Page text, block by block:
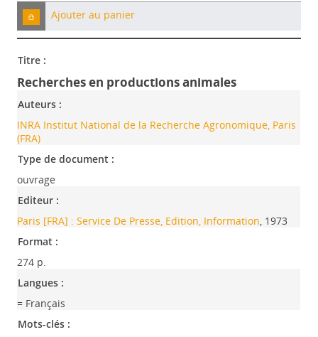
Ajouter au panier
Titre :
Recherches en productions animales
Auteurs :
INRA Institut National de la Recherche Agronomique, Paris
(FRA)
Type de document :
ouvrage
Editeur :
Paris [FRA] : Service De Presse, Edition, Information, 1973
Format :
274 p.
Langues :
= Français
Mots-clés :